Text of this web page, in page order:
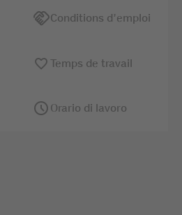
Conditions d’emploi
Temps de travail
Orario di lavoro